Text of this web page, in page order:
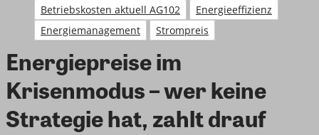
Betriebskosten aktuell AG102
Energieeffizienz
Energiemanagement
Strompreis
Energiepreise im
Krisenmodus – wer keine
Strategie hat, zahlt drauf